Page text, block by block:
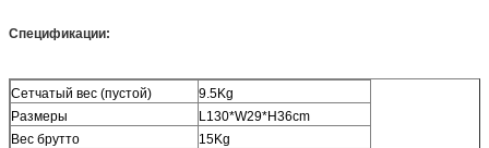
Спецификации:
Сетчатый вес (пустой)
9.5Kg
Размеры
L130*W29*H36cm
Вес брутто
15Kg